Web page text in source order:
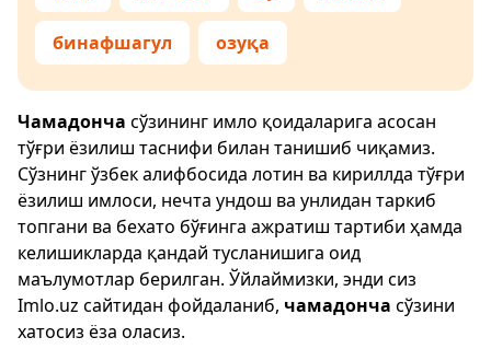
бинафшагул озуқа
Чамадонча сўзининг имло қоидаларига асосан
тўғри ёзилиш таснифи билан танишиб чиқамиз.
Сўзнинг ўзбек алифбосида лотин ва кириллда тўғри
ёзилиш имлоси, нечта ундош ва унлидан таркиб
топгани ва бехато бўғинга ажратиш тартиби ҳамда
келишикларда қандай тусланишига оид
маълумотлар берилган. Ўйлаймизки, энди сиз
Imlo.uz сайтидан фойдаланиб, чамадонча сўзини
хатосиз ёза оласиз.